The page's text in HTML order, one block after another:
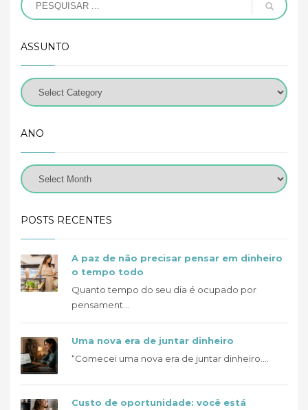
ASSUNTO
ANO
POSTS RECENTES
A paz de não precisar pensar em dinheiro
o tempo todo
Quanto tempo do seu dia é ocupado por
pensament...
Uma nova era de juntar dinheiro
“Comecei uma nova era de juntar dinheiro....
Custo de oportunidade: você está